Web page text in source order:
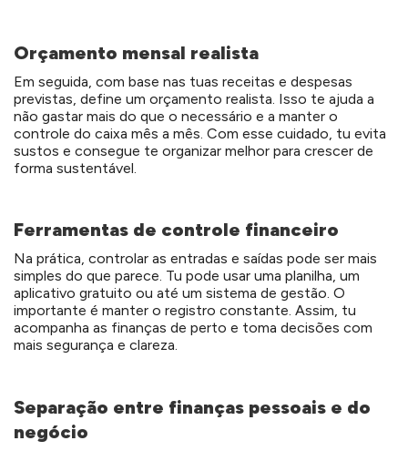
Orçamento mensal realista
Em seguida, com base nas tuas receitas e despesas
previstas, define um orçamento realista. Isso te ajuda a
não gastar mais do que o necessário e a manter o
controle do caixa mês a mês. Com esse cuidado, tu evita
sustos e consegue te organizar melhor para crescer de
forma sustentável.
Ferramentas de controle financeiro
Na prática, controlar as entradas e saídas pode ser mais
simples do que parece. Tu pode usar uma planilha, um
aplicativo gratuito ou até um sistema de gestão. O
importante é manter o registro constante. Assim, tu
acompanha as finanças de perto e toma decisões com
mais segurança e clareza.
Separação entre finanças pessoais e do
negócio